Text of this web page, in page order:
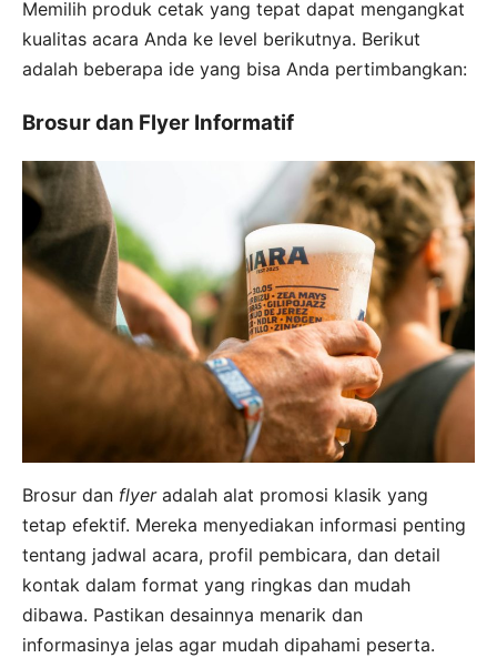
Memilih produk cetak yang tepat dapat mengangkat
kualitas acara Anda ke level berikutnya. Berikut
adalah beberapa ide yang bisa Anda pertimbangkan:
Brosur dan Flyer Informatif
Brosur dan flyeradalah alat promosi klasik yang
tetap efektif. Mereka menyediakan informasi penting
tentang jadwal acara, profil pembicara, dan detail
kontak dalam format yang ringkas dan mudah
dibawa. Pastikan desainnya menarik dan
informasinya jelas agar mudah dipahami peserta.